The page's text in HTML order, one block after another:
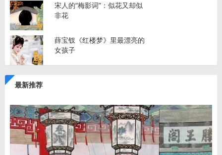
宋人的“梅影词”：似花又却似
非花
薛宝钗《红楼梦》里最漂亮的
女孩子
最新推荐